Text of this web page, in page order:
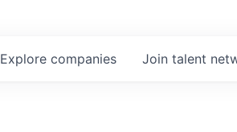
Explore companies Join talent